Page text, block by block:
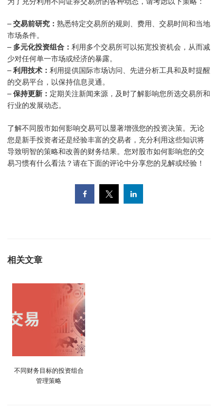
–交易前研究： 熟悉特定交易所的规则、费用、交易时间和当地
市场条件。
–多元化投资组合： 利用多个交易所可以拓宽投资机会，从而减
少对任何单一市场或经济的暴露。
–利用技术： 利用提供国际市场访问、先进分析工具和及时提醒
的交易平台，以保持信息灵通。
–保持更新： 定期关注新闻来源，及时了解影响您所选交易所和
行业的发展动态。
了解不同股市如何影响交易可以显著增强您的投资决策。无论
您是新手投资者还是经验丰富的交易者，充分利用这些知识将
导致明智的策略和改善的财务结果。您对股市如何影响您的交
易习惯有什么看法？请在下面的评论中分享您的见解或经验！
相关文章
不同财务目标的投资组合
管理策略